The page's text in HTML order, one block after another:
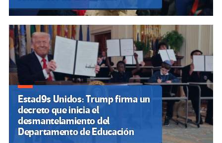
Estad9s Unidos: Trump firma un
decreto que inicia el
desmantelamiento del
Departamento de Educación